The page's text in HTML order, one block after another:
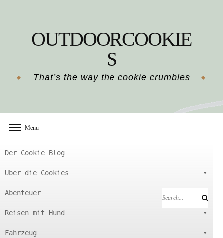
OUTDOORCOOKIE
S
That’s the way the cookie crumbles
Menu
Der Cookie Blog
Über die Cookies
Abenteuer
Reisen mit Hund
Fahrzeug
Search
Search